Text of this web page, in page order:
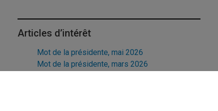
Articles d’intérêt
Mot de la présidente, mai 2026
Mot de la présidente, mars 2026